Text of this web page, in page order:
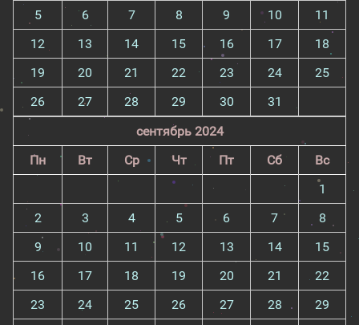
5
6 7 8 9 10
11
12
13 14 15 16 17
18
19
20 21 22 23 24
25
26
27 28 29 30
31
сентябрь 2024
Пн
Вт Ср Чт Пт Сб
Вс
1
2
3 4 5 6 7
8
9
10 11 12 13 14
15
16
17 18 19 20 21
22
23
24 25 26 27 28
29